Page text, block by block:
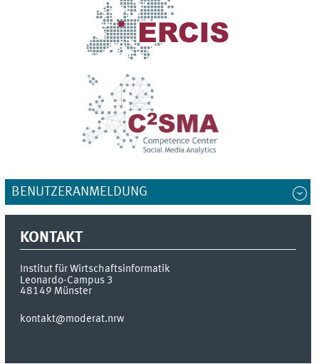
BENUTZERANMELDUNG
KONTAKT
Institut für Wirtschaftsinformatik
Leonardo-Campus 3
48149 Münster
kontakt@moderat.nrw